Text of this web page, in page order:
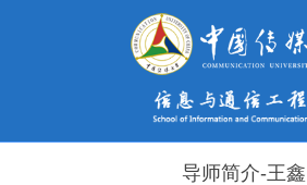
导师简介-王鑫